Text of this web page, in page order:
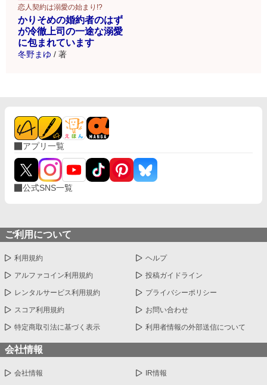
恋人契約は溺愛の始まり!?
かりそめの婚約者のはず
が冷徹上司の一途な溺愛
に包まれています
冬野まゆ / 著
アプリ一覧
公式SNS一覧
ご利用について
利用規約 ヘルプ
アルファコイン利用規約 投稿ガイドライン
レンタルサービス利用規約 プライバシーポリシー
スコア利用規約 お問い合わせ
特定商取引法に基づく表示 利用者情報の外部送信について
会社情報
会社情報 IR情報